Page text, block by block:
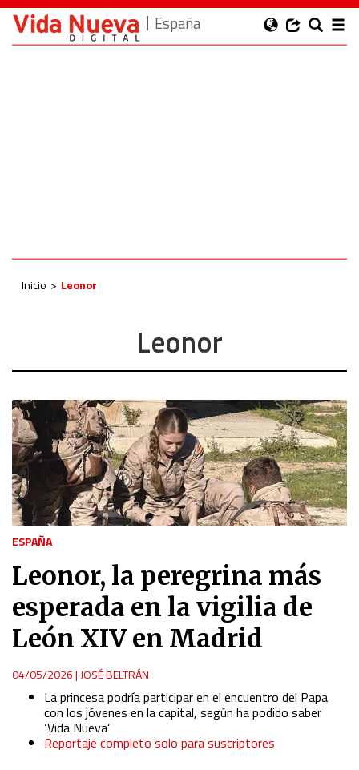
España
Inicio Leonor
Leonor
ESPAÑA
Leonor, la peregrina más
esperada en la vigilia de
León XIV en Madrid
04/05/2026| JOSÉ BELTRÁN
La princesa podría participar en el encuentro del Papa
con los jóvenes en la capital, según ha podido saber
‘Vida Nueva’
Reportaje completo solo para suscriptores